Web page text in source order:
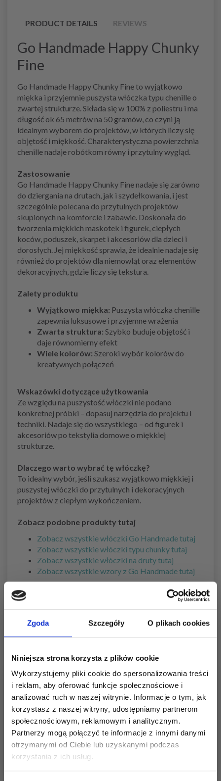
Zgoda Szczegóły O plikach cookies
Niniejsza strona korzysta z plików cookie
Wykorzystujemy pliki cookie do spersonalizowania treści
i reklam, aby oferować funkcje społecznościowe i
analizować ruch w naszej witrynie. Informacje o tym, jak
korzystasz z naszej witryny, udostępniamy partnerom
społecznościowym, reklamowym i analitycznym.
Partnerzy mogą połączyć te informacje z innymi danymi
otrzymanymi od Ciebie lub uzyskanymi podczas
korzystania z ich usług.
PRODUCT DETAILS REVIEWS
Go Handmade Happy Chunky
Fine
Go Handmade Happy Chunky Fine to wyjątkowo
miękka i przyjemnie puszysta włóczka typu chenille o
zwartej strukturze. Składa się w 100% z poliestru i ma
długość ok 65 metrów na 50 gramów, co czyni ją
idealnym wyborem do projektów, w których liczy się
objętość i miękkość. Charakterystyczna powierzchnia
chenille nadaje robótkom równy i przytulny wygląd.
Zastosowanie
Go Handmade Happy Chunky Fine nadaje się zarówno
do dziergania na drutach, jak i szydełkowania, i jest
szczególnie polecana do przytulnych projektów
skupionych na komforcie i zabawie. Doskonała do
tworzenia miękkich maskotek i figurek, ciepłych
koców, poduszek, skarpet i akcesoriów dla dzieci i
dorosłych. Jej miękkość sprawia, że idealnie nadaje się
również do projektów dla niemowląt oraz elementów
dekoracyjnych, gdzie liczy się tekstura.
Zalety produktu
Wyjątkowo miękka: Puszysta włóczka chenille
zapewnia luksusowe i przyjemne wrażenia
Zwarta struktura: Szybko buduje objętość i
daje równomierny efekt
Wiele kolorów: Szeroki wybór kolorów do
kreatywnych połączeń
Wskazówki dotyczące użytkowania
Ze względu na puszystość włóczki nie podano
konkretnej próbki – dopasuj narzędzia do projektu i
techniki. Nadaje się do wszystkiego – od figurek i
akcesoriów po tekstylia domowe o miękkiej
strukturze.
Dlaczego warto wybrać tę włóczkę?
To idealny wybór, jeśli szukasz wyjątkowo miękkiej i
puszystej włóczki do przytulnych i dekoracyjnych
projektów z ciepłym wykończeniem.
Zobacz podobne produkty tutaj
Zobacz wszystkie włóczki Go Handmade tutaj
Zobacz wszystkie włóczki typu chunky tutaj
Zobacz wszystkie włóczki na druty tutaj
Zobacz wszystkie wzory z Go Handmade tutaj
Oszczędź nawet do 50%